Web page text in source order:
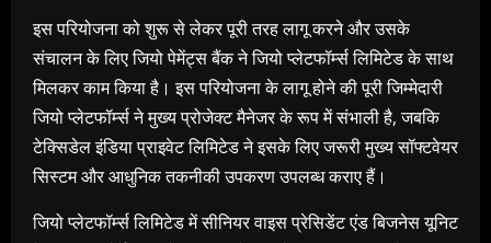
इस परियोजना को शुरू से लेकर पूरी तरह लागू करने और उसके
संचालन के लिए जियो पेमेंट्स बैंक ने जियो प्लेटफॉर्म्स लिमिटेड के साथ
मिलकर काम किया है। इस परियोजना के लागू होने की पूरी जिम्मेदारी
जियो प्लेटफॉर्म्स ने मुख्य प्रोजेक्ट मैनेजर के रूप में संभाली है, जबकि
टेक्सिडेल इंडिया प्राइवेट लिमिटेड ने इसके लिए जरूरी मुख्य सॉफ्टवेयर
सिस्टम और आधुनिक तकनीकी उपकरण उपलब्ध कराए हैं।
जियो प्लेटफॉर्म्स लिमिटेड में सीनियर वाइस प्रेसिडेंट एंड बिजनेस यूनिट